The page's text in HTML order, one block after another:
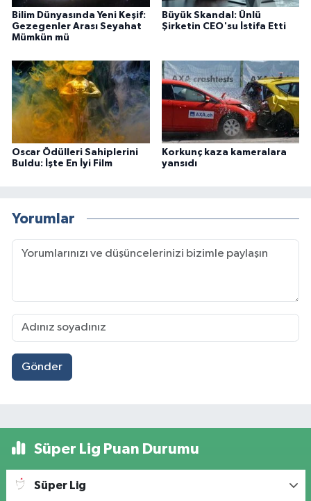
Bilim Dünyasında Yeni Keşif:
Gezegenler Arası Seyahat
Mümkün mü
Büyük Skandal: Ünlü
Şirketin CEO'su İstifa Etti
Oscar Ödülleri Sahiplerini
Buldu: İşte En İyi Film
Korkunç kaza kameralara
yansıdı
Yorumlar
Gönder
Süper Lig Puan Durumu
Süper Lig
Türkiye
Yaşam
Yemek Tarifleri